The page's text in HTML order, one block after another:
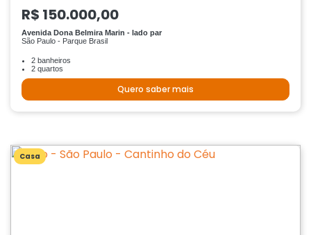
R$ 150.000,00
Avenida Dona Belmira Marin - lado par
São Paulo - Parque Brasil
2 banheiros
2 quartos
Quero saber mais
Casa